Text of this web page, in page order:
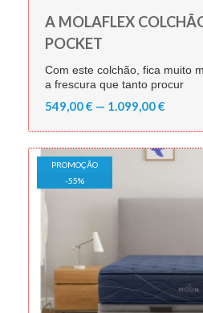
A MOLAFLEX
POCKET
Com este colchão, fica muito
a frescura que tanto procur
549,00 € — 1.099,00 €
PROMOÇÃO
-55%